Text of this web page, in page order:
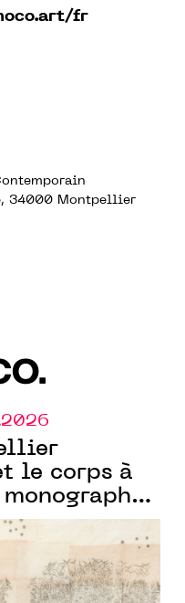
fr
34000 Montpellier
le corps à
monographie
"À fleur